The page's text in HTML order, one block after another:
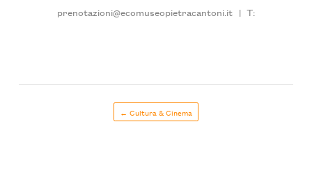
prenotazioni@ecomuseopietracantoni.it | T:
← Cultura & Cinema